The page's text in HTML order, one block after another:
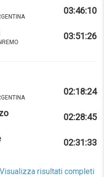
03:46:10
03:51:26
02:18:24
02:28:45
02:31:33
Visualizza risultati completi